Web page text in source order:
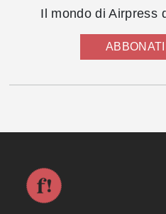
Il mondo di Airpress